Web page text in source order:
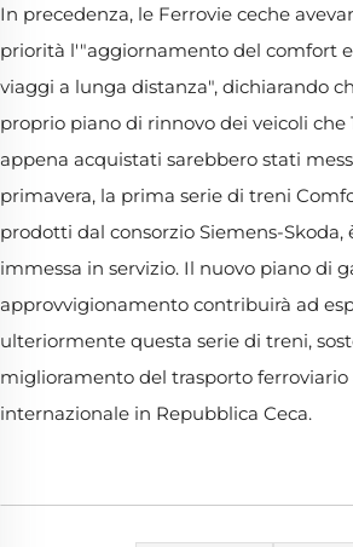
In precedenza, le Ferrovie ceche
priorità l'"aggiornamento del comfort
viaggi a lunga distanza", dichiarando
proprio piano di rinnovo dei veicoli che
appena acquistati sarebbero stati
primavera, la prima serie di treni
prodotti dal consorzio Siemens-
immessa in servizio. Il nuovo piano di
approvvigionamento contribuirà ad
ulteriormente questa serie di treni,
miglioramento del trasporto
internazionale in Repubblica Ceca.